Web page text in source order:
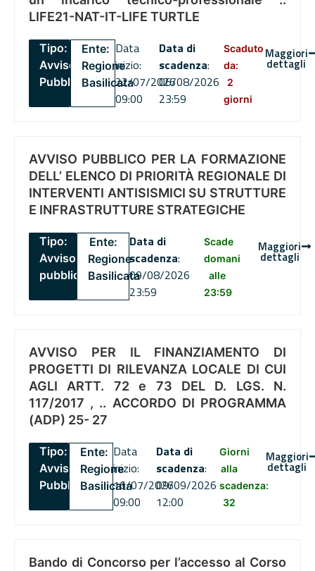
LIFE21-NAT-IT-LIFE TURTLE
Tipo:
Avviso
Pubblico
Ente:
Regione
Basilicata
Data
inizio:
22/07/2026
09:00
Data di
scadenza:
06/08/2026
23:59
Scaduto
da:
2
giorni
Maggiori
dettagli
AVVISO PUBBLICO PER LA FORMAZIONE
DELL’ ELENCO DI PRIORITÀ REGIONALE DI
INTERVENTI ANTISISMICI SU STRUTTURE
E INFRASTRUTTURE STRATEGICHE
Tipo:
Avviso
pubblico
Ente:
Regione
Basilicata
Data di
scadenza:
09/08/2026
23:59
Scade
domani
alle
23:59
Maggiori
dettagli
AVVISO PER IL FINANZIAMENTO DI
PROGETTI DI RILEVANZA LOCALE DI CUI
AGLI ARTT. 72 e 73 DEL D. LGS. N.
117/2017 , .. ACCORDO DI PROGRAMMA
(ADP) 25- 27
Tipo:
Avviso
Pubblico
Ente:
Regione
Basilicata
Data
inizio:
16/07/2026
09:00
Data di
scadenza:
09/09/2026
12:00
Giorni
alla
scadenza:
32
Maggiori
dettagli
Bando di Concorso per l’accesso al Corso